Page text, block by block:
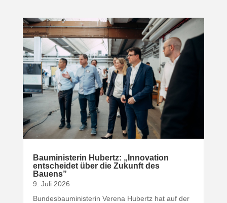
Baumi­nis­terin Hubertz: „Inno­vation
entscheidet über die Zukunft des
Bauens”
9. Juli 2026
Bundesbauministerin Verena Hubertz hat auf der